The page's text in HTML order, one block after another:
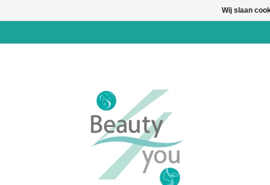
Wij slaan